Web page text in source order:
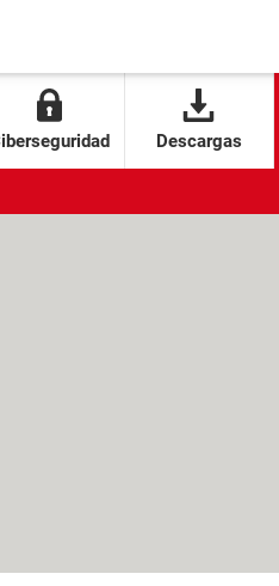
Descargas